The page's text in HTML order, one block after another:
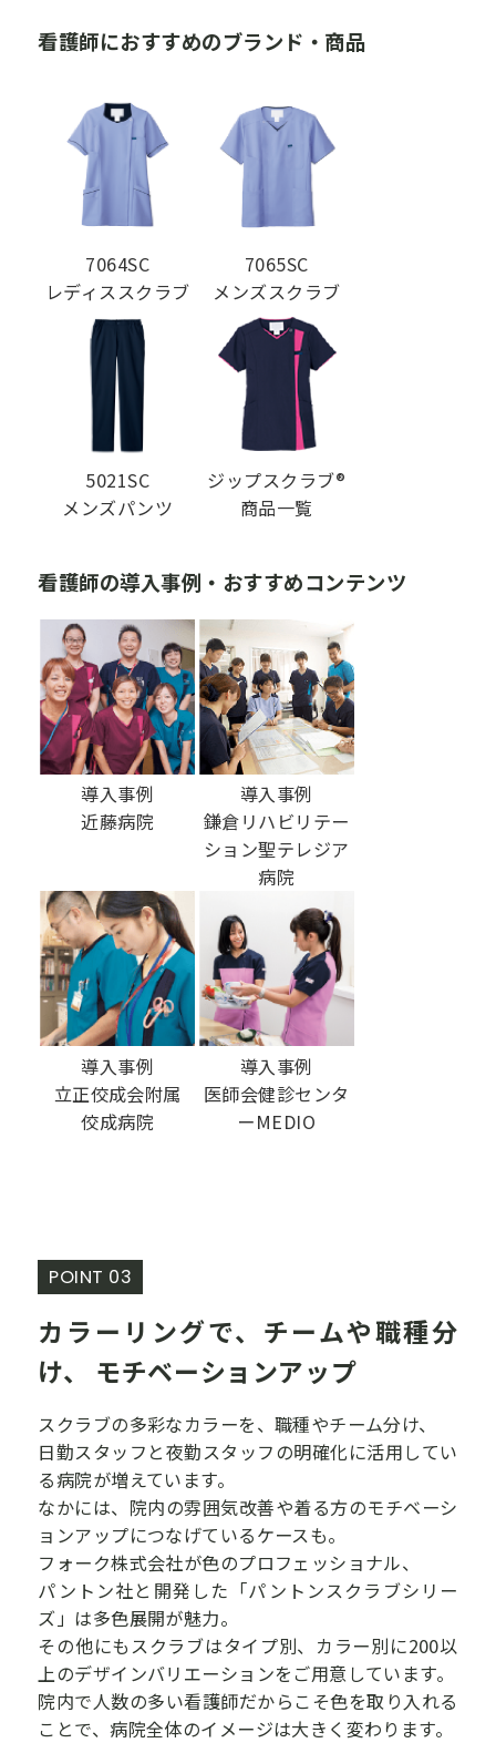
看護師におすすめのブランド・商品
7064SC
レディススクラブ
7065SC
メンズスクラブ
5021SC
メンズパンツ
ジップスクラブ®
商品一覧
看護師の導入事例・おすすめコンテンツ
導入事例
近藤病院
導入事例
鎌倉リハビリテー
ション聖テレジア
病院
導入事例
立正佼成会附属
佼成病院
導入事例
医師会健診センタ
ーMEDIO
POINT 03
カラーリングで、チームや職種分
け、 モチベーションアップ
スクラブの多彩なカラーを、職種やチーム分け、
日勤スタッフと夜勤スタッフの明確化に活用してい
る病院が増えています。
なかには、院内の雰囲気改善や着る方のモチベーシ
ョンアップにつなげているケースも。
フォーク株式会社が色のプロフェッショナル、
パントン社と開発した「パントンスクラブシリー
ズ」は多色展開が魅力。
その他にもスクラブはタイプ別、カラー別に200以
上のデザインバリエーションをご用意しています。
院内で人数の多い看護師だからこそ色を取り入れる
ことで、病院全体のイメージは大きく変わります。